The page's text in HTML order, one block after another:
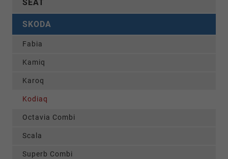
SEAT
SKODA
Fabia
Kamiq
Karoq
Kodiaq
Octavia Combi
Scala
Superb Combi